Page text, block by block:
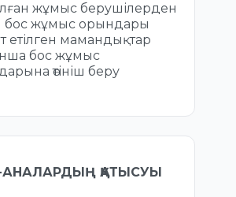
жұмыс берушілерден
бос жұмыс орындары
етілген мамандықтар
бос жұмыс
өтініш беру
АНАЛАРДЫҢ ҚАТЫСУЫ